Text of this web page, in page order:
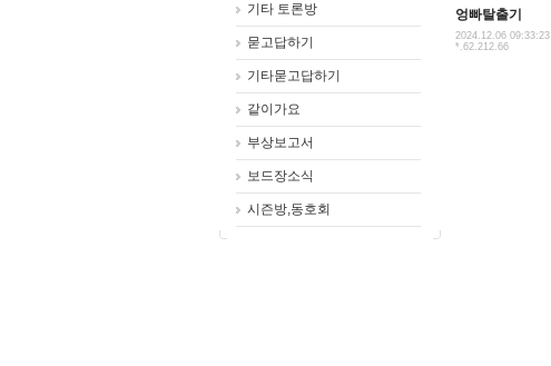
기타 토론방
묻고답하기
기타묻고답하기
같이가요
부상보고서
보드장소식
시즌방,동호회
엉빠탈출기
2024.12.06 09:33:23
*.62.212.66